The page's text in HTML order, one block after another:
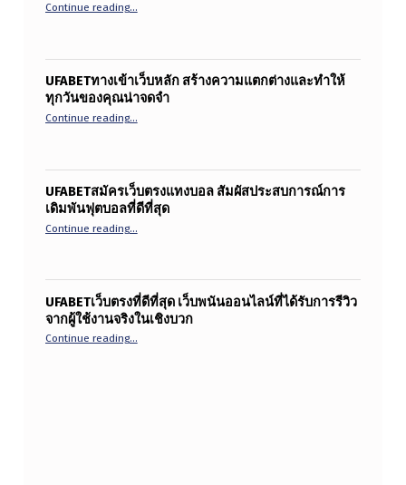
Continue reading…
UFABETทางเข้าเว็บหลัก สร้างความแตกต่างและทำให้
ทุกวันของคุณน่าจดจำ
Continue reading…
UFABETสมัครเว็บตรงแทงบอล สัมผัสประสบการณ์การ
เดิมพันฟุตบอลที่ดีที่สุด
Continue reading
“UFABETสมัครเว็บตรงแทงบอล สัมผัสประสบการณ์การเดิม
…
UFABETเว็บตรงที่ดีที่สุด เว็บพนันออนไลน์ที่ได้รับการรีวิว
จากผู้ใช้งานจริงในเชิงบวก
Continue reading…